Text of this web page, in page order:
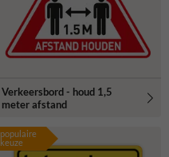
Verkeersbord - houd 1,5
meter afstand
populaire
keuze